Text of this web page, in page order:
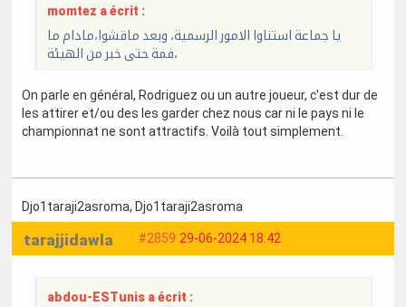
momtez a écrit :
يا جماعة استناوا الامور الرسمية، وبعد ماقشوا،مادام ما
فمة حتى خبر من الهيئة،
On parle en général, Rodriguez ou un autre joueur, c'est dur de
les attirer et/ou des les garder chez nous car ni le pays ni le
championnat ne sont attractifs. Voilà tout simplement.
Djo1taraji2asroma, Djo1taraji2asroma
#2859 29-06-2024 18:42
tarajjidawla
abdou-ESTunis a écrit :